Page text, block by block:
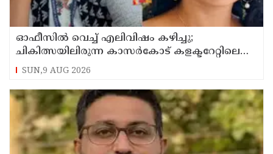
ഓഫീസില്‍ വെച്ച് എലിവിഷം കഴിച്ചു;
ചികിത്സയിലിരുന്ന കാസര്‍കോട് കളക്ടറേറ്റിലെ
സീനിയര്‍ ക്ലര്‍ക്ക് മരിച്ചു
SUN,9 AUG 2026